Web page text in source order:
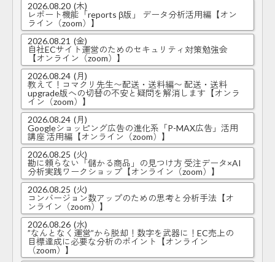
2026.08.20 (木)
レポート機能「reports β版」 データ分析活用編【オン
ライン（zoom）】
2026.08.21 (金)
自社ECサイト運営のためのセキュリティ対策勉強会
【オンライン（zoom）】
2026.08.24 (月)
教えて！コマクリ先生〜配送・送料編〜 配送・送料
upgrade版への切替の不安と疑問を解消します【オンラ
イン（zoom）】
2026.08.24 (月)
Googleショッピング広告の進化系「P-MAX広告」活用
講座 活用編【オンライン（zoom）】
2026.08.25 (火)
勘に頼らない「儲かる商品」の見つけ方 受注データ×AI
分析実践ワークショップ【オンライン（zoom）】
2026.08.25 (火)
コンバージョン数アップのための思考と分析手法【オ
ンライン（zoom）】
2026.08.26 (水)
”なんとなく運営”から脱却！数字を武器に！EC売上の
目標達成に必要な分析のポイント【オンライン
（zoom）】